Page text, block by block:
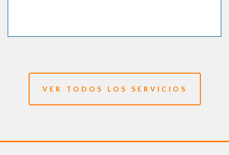
VER TODOS LOS SERVICIOS